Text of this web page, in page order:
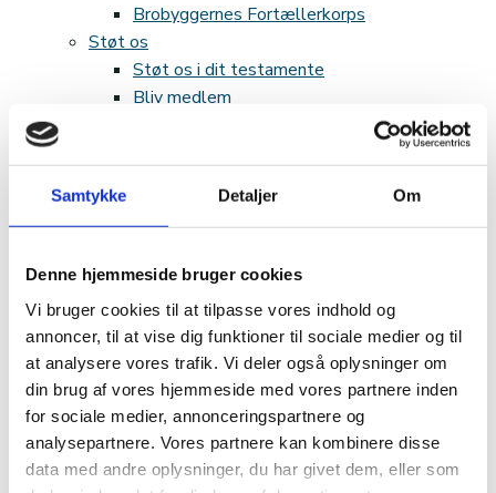
Samtykke Detaljer Om
Denne hjemmeside bruger cookies
Vi bruger cookies til at tilpasse vores indhold og
annoncer, til at vise dig funktioner til sociale medier og til
at analysere vores trafik. Vi deler også oplysninger om
din brug af vores hjemmeside med vores partnere inden
for sociale medier, annonceringspartnere og
analysepartnere. Vores partnere kan kombinere disse
data med andre oplysninger, du har givet dem, eller som
Brobyggernes Fortællerkorps
Støt os
Støt os i dit testamente
Bliv medlem
Bent Melchior Prisen
Bent Melchior Prisen 2024
Bent Melchior Prisen 2025
Bent Melchior Prisen 2023
Bent Melchior Prisen 2022
Om os
Samarbejdspartnere
Vedtægter og regnskab
Bestyrelse
Ledige stillinger
Kernefortælling